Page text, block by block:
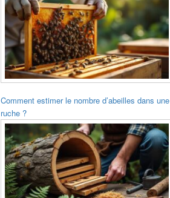
Comment estimer le nombre d’abeilles dans une
ruche ?